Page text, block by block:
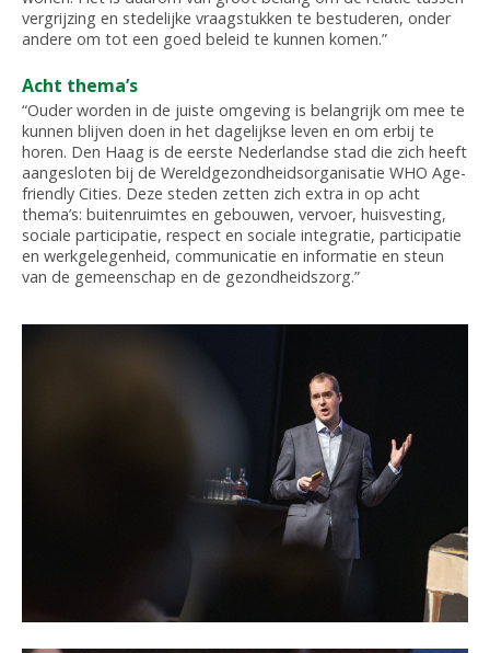
vergrijzing en stedelijke vraagstukken te bestuderen, onder
andere om tot een goed beleid te kunnen komen.”
Acht thema’s
“Ouder worden in de juiste omgeving is belangrijk om mee te
kunnen blijven doen in het dagelijkse leven en om erbij te
horen. Den Haag is de eerste Nederlandse stad die zich heeft
aangesloten bij de Wereldgezondheidsorganisatie WHO Age-
friendly Cities. Deze steden zetten zich extra in op acht
thema’s: buitenruimtes en gebouwen, vervoer, huisvesting,
sociale participatie, respect en sociale integratie, participatie
en werkgelegenheid, communicatie en informatie en steun
van de gemeenschap en de gezondheidszorg.”